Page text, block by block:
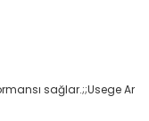
sağlar.;;Usege Ar